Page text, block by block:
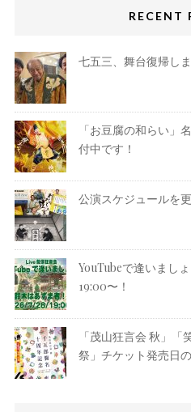
RECENT
七五三、舞台復帰し
「お豆腐の和らい」
付中です！
公演スケジュールを
YouTubeで逢いまし
19:00〜！
「茂山狂言会 秋」
祭」チケット発売日